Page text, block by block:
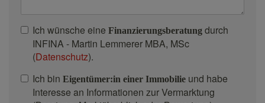
Ich wünsche eine Finanzierungsberatung durch
INFINA - Martin Lemmerer MBA, MSc
(Datenschutz).
Ich bin Eigentümer:in einer Immobilie und habe
Interesse an Informationen zur Vermarktung